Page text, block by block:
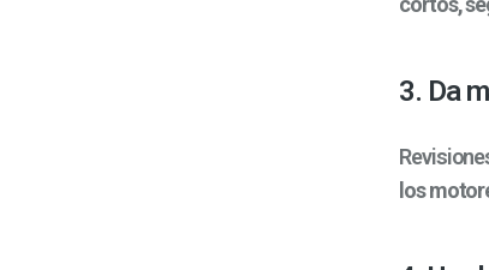
3. Da
los